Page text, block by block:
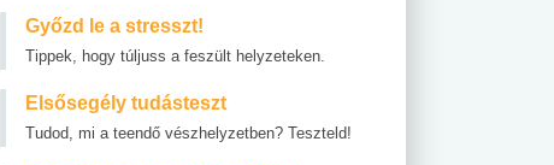
Győzd le a stresszt!
Tippek, hogy túljuss a feszült helyzeteken.
Elsősegély tudásteszt
Tudod, mi a teendő vészhelyzetben? Teszteld!